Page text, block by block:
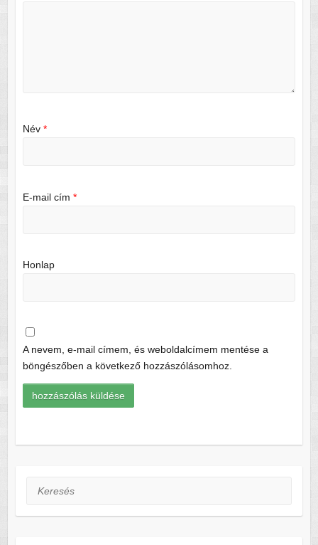
Név *
E-mail cím *
Honlap
A nevem, e-mail címem, és weboldalcímem mentése a
böngészőben a következő hozzászólásomhoz.
Keresés